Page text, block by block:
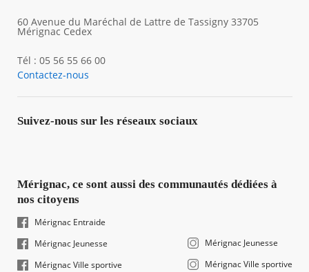
60 Avenue du Maréchal de Lattre de Tassigny 33705
Mérignac Cedex
Tél : 05 56 55 66 00
Contactez-nous
Suivez-nous sur les réseaux sociaux
Mérignac, ce sont aussi des communautés dédiées à
nos citoyens
Mérignac Entraide
Mérignac Jeunesse
Mérignac Ville sportive
Mérignac Jeunesse
Mérignac Ville sportive